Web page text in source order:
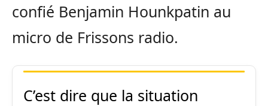
confié Benjamin Hounkpatin au
micro de Frissons radio.
C’est dire que la situation